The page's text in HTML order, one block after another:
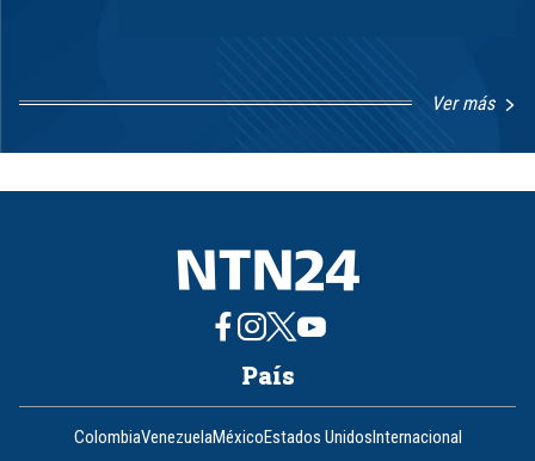
Ver más
8
País
ColombiaVenezuelaMéxicoEstados UnidosInternacional